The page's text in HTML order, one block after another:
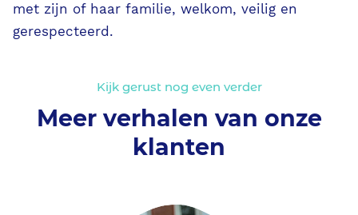
met zijn of haar familie, welkom, veilig en
gerespecteerd.
Kijk gerust nog even verder
Meer verhalen van onze
klanten